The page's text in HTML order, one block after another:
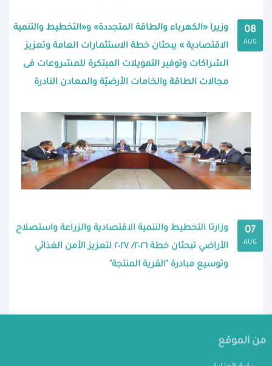
08
AUG
وزيرا «الكهرباء والطاقة المتجددة» و«التخطيط والتنمية
الاقتصادية » يبحثان خطة الاستثمارات العامة وتعزيز
الشراكات وتوفير التمويلات المبتكرة للمشروعات فى
مجالات الطاقة والخامات الأرضيّة والمعادن النادرة
07
AUG
وزارتا التخطيط والتنمية الاقتصادية والزراعة واستصلاح
الأراضي تبحثان خطة ٢٠٢٦/ ٢٠٢٧ لتعزيز الأمن الغذائي
وتوسيع مبادرة "القرية المنتجة"
من الموقع